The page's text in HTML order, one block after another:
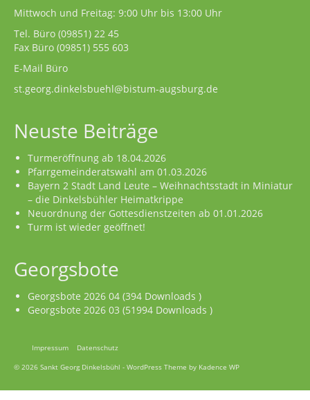
Mittwoch und Freitag: 9:00 Uhr bis 13:00 Uhr
Tel. Büro (09851) 22 45
Fax Büro (09851) 555 603
E-Mail Büro
st.georg.dinkelsbuehl@bistum-augsburg.de
Neuste Beiträge
Turmeröffnung ab 18.04.2026
Pfarrgemeinderatswahl am 01.03.2026
Bayern 2 Stadt Land Leute – Weihnachtsstadt in Miniatur
– die Dinkelsbühler Heimatkrippe
Neuordnung der Gottesdienstzeiten ab 01.01.2026
Turm ist wieder geöffnet!
Georgsbote
Georgsbote 2026 04 (394 Downloads )
Georgsbote 2026 03 (51994 Downloads )
Impressum
Datenschutz
© 2026 Sankt Georg Dinkelsbühl - WordPress Theme by Kadence WP